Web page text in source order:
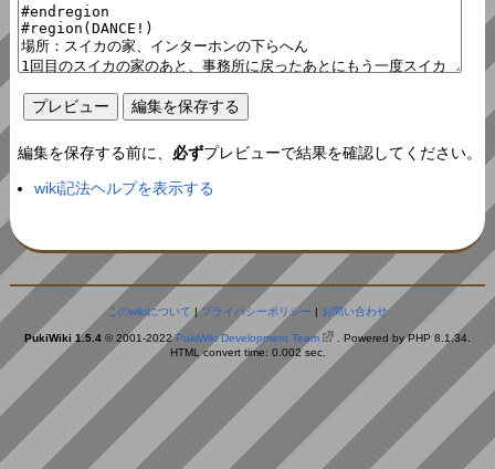
編集を保存する前に、 必ずプレビューで結果を確認してください。
wiki記法ヘルプを表示する
このwikiについて |プライバシーポリシー | お問い合わせ
PukiWiki 1.5.4 © 2001-2022PukiWiki Development Team
. Powered by PHP 8.1.34.
HTML convert time: 0.002 sec.